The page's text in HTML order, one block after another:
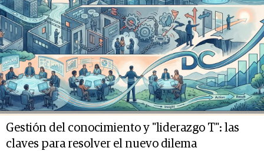
Gestión del conocimiento y "liderazgo T": las
claves para resolver el nuevo dilema